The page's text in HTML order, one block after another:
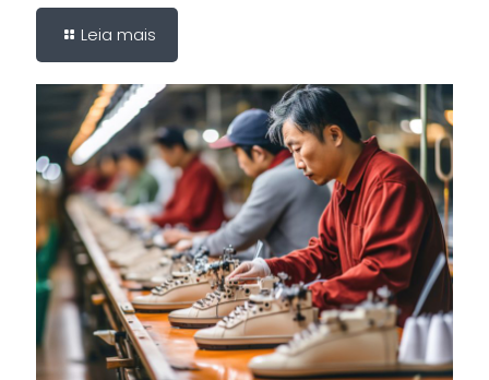
Leia mais